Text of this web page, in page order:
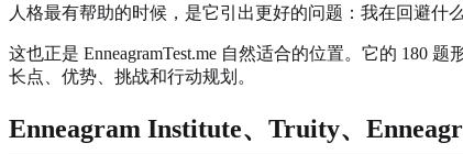
人格最有帮助的时候，是它引出更好的问题：我在回避什
这也正是 EnneagramTest.me 自然适合的位置。它的 180
长点、优势、挑战和行动规划。
Enneagram Institute、Truity、